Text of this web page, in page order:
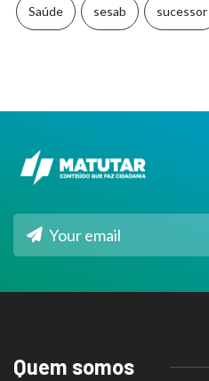
Saúde sesab sucessor
Quem somos